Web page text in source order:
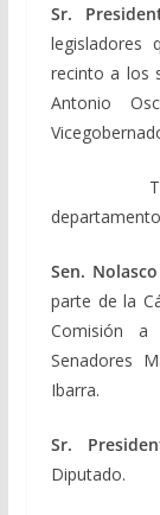
Sr.
legisladores
recinto a los
Antonio
Tiene la
Sen. Nolasco
parte de la
Comisión
Senadores
Ibarra.
Sr.
Diputado.